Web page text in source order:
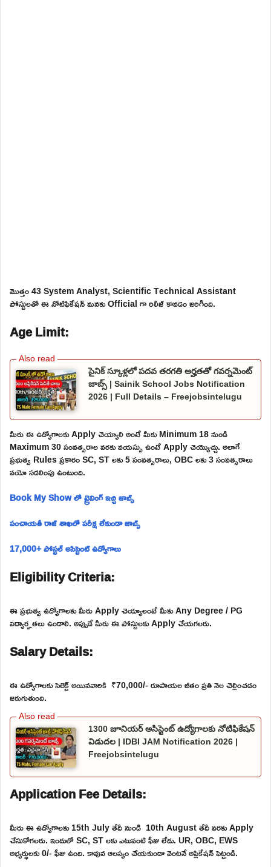
మొత్తం 43 System Analyst, Scientific Technical Assistant
పోస్టులతో ఈ నోటిఫికేషన్ మనకు Official గా రిలీజ్ కావడం జరిగింది.
Age Limit:
సైనిక్ స్కూళ్లలో పదవ తరగతి అర్హతతో గవర్నమెంట్
జాబ్స్ | Sainik School Jobs Notification
2026 | Full Details – Freejobsintelugu
మీరు ఈ ఉద్యోగాలకు Apply చెయ్యాలి అంటే మీకు Minimum 18 నుండి
Maximum 30 సంవత్సరాల వరకు వయస్సు ఉంటే Apply చెయ్యొచ్చు. అలాగే
ప్రభుత్వ Rules ప్రకారం SC, ST లకు 5 సంవత్సరాలు, OBC లకు 3 సంవత్సరాలు
వయో సడలింపు ఉంటుంది.
Book My Show లో ట్రైనింగ్ ఇచ్చి జాబ్స్
పంచాయతీ రాజ్ శాఖలో పరీక్ష లేకుండా జాబ్స్
17,000+ పోస్టల్ అసిస్టెంట్ ఉద్యోగాలు
Eligibility Criteria:
ఈ ప్రభుత్వ ఉద్యోగాలకు మీరు Apply చెయ్యాలంటే మీకు Any Degree / PG
విద్యార్హతలు ఉండాలి. అప్పుడే మీరు ఈ పోస్టులకు Apply చేయగలరు.
Salary Details:
ఈ ఉద్యోగాలకు సెలెక్ట్ అయినవారికి ₹70,000/- రూపాయల జీతం ప్రతి నెల చెల్లించడం
జరుగుతుంది.
1300 జూనియర్ అసిస్టెంట్ ఉద్యోగాలకు నోటిఫికేషన్
విడుదల | IDBI JAM Notification 2026 |
Freejobsintelugu
Application Fee Details:
మీరు ఈ ఉద్యోగాలకు 15th July తేదీ నుండి 10th August తేదీ వరకు Apply
చేసుకోగలరు. ఇందులో SC, ST లకు ఎటువంటి ఫీజు లేదు. UR, OBC, EWS
అభ్యర్థులకు 0/- ఫీజు ఉంది. కావున ఆలస్యం చేయకుండా వెంటనే అప్లికేషన్ పెట్టండి.